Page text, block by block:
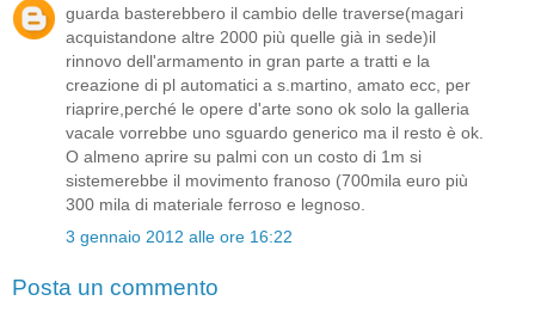
guarda basterebbero il cambio delle traverse(magari
acquistandone altre 2000 più quelle già in sede)il
rinnovo dell'armamento in gran parte a tratti e la
creazione di pl automatici a s.martino, amato ecc, per
riaprire,perché le opere d'arte sono ok solo la galleria
vacale vorrebbe uno sguardo generico ma il resto è ok.
O almeno aprire su palmi con un costo di 1m si
sistemerebbe il movimento franoso (700mila euro più
300 mila di materiale ferroso e legnoso.
3 gennaio 2012 alle ore 16:22
Posta un commento